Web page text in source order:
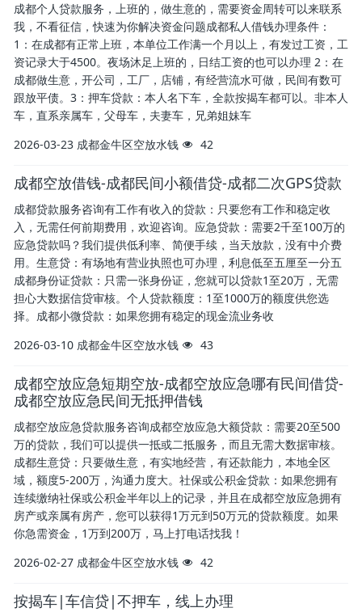
成都个人贷款服务，上班的，做生意的，需要资金周转可以来联系
我，不看征信，快速为你解决资金问题成都私人借钱办理条件：
1：在成都有正常上班，本单位工作满一个月以上，有发过工资，工
资记录大于4500。夜场沐足上班的，日结工资的也可以办理 2：在
成都做生意，开公司，工厂，店铺，有经营流水可做，民间有数可
跟放平债。3：押车贷款：本人名下车，全款按揭车都可以。非本人
车，直系亲属车，父母车，夫妻车，兄弟姐妹车
2026-03-23 成都金牛区空放水钱 42
成都空放借钱-成都民间小额借贷-成都二次GPS贷款
成都贷款服务咨询有工作有收入的贷款：只要您有工作和稳定收
入，无需任何前期费用，欢迎咨询。应急贷款：需要2千至100万的
应急贷款吗？我们提供低利率、简便手续，当天放款，没有中介费
用。生意贷：有场地有营业执照也可办理，利息低至五厘至一分五
成都身份证贷款：只需一张身份证，您就可以贷款1至20万，无需
担心大数据信贷审核。个人贷款额度：1至1000万的额度供您选
择。成都小微贷款：如果您拥有稳定的现金流业务收
2026-03-10 成都金牛区空放水钱 43
成都空放应急短期空放-成都空放应急哪有民间借贷-
成都空放应急民间无抵押借钱
成都空放应急贷款服务咨询成都空放应急大额贷款：需要20至500
万的贷款，我们可以提供一抵或二抵服务，而且无需大数据审核。
成都生意贷：只要做生意，有实地经营，有还款能力，本地全区
域，额度5-200万，沟通力度大。社保或公积金贷款：如果您拥有
连续缴纳社保或公积金半年以上的记录，并且在成都空放应急拥有
房产或亲属有房产，您可以获得1万元到50万元的贷款额度。如果
你急需资金，1万到200万，马上打电话找我！
2026-02-27 成都金牛区空放水钱 42
按揭车|车信贷|不押车，线上办理